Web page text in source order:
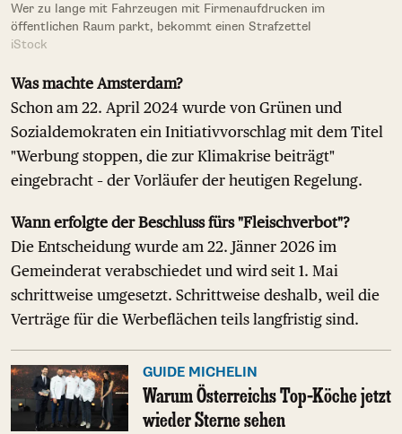
Wer zu lange mit Fahrzeugen mit Firmenaufdrucken im
öffentlichen Raum parkt, bekommt einen Strafzettel
iStock
Was machte Amsterdam?
Schon am 22. April 2024 wurde von Grünen und
Sozialdemokraten ein Initiativvorschlag mit dem Titel
"Werbung stoppen, die zur Klimakrise beiträgt"
eingebracht – der Vorläufer der heutigen Regelung.
Wann erfolgte der Beschluss fürs "Fleischverbot"?
Die Entscheidung wurde am 22. Jänner 2026 im
Gemeinderat verabschiedet und wird seit 1. Mai
schrittweise umgesetzt. Schrittweise deshalb, weil die
Verträge für die Werbeflächen teils langfristig sind.
GUIDE MICHELIN
Warum Österreichs Top-Köche jetzt
wieder Sterne sehen